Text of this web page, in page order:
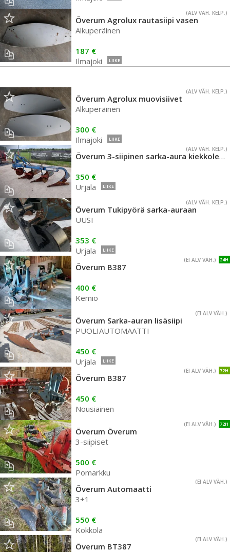
(ALV VÄH. KELP.)
Överum Agrolux rautasiipi vasen
Alkuperäinen
187 €
Ilmajoki
LIIKE
(ALV VÄH. KELP.)
Överum Agrolux muovisiivet
Alkuperäinen
300 €
Ilmajoki
LIIKE
(ALV VÄH. KELP.)
Överum 3-siipinen sarka-aura kiekkoleikkureilla
350 €
Urjala
LIIKE
(ALV VÄH. KELP.)
Överum Tukipyörä sarka-auraan
UUSI
353 €
Urjala
LIIKE
24H
(EI ALV VÄH.)
Överum B387
400 €
Kemiö
(EI ALV VÄH.)
Överum Sarka-auran lisäsiipi
PUOLIAUTOMAATTI
450 €
Urjala
LIIKE
72H
(EI ALV VÄH.)
Överum B387
450 €
Nousiainen
72H
(EI ALV VÄH.)
Överum Överum
3-siipiset
500 €
Pomarkku
(EI ALV VÄH.)
Överum Automaatti
3+1
550 €
Kokkola
(EI ALV VÄH.)
Överum BT387